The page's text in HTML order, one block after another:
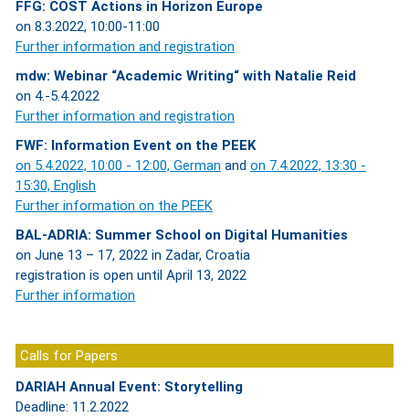
FFG: COST Actions in Horizon Europe
on 8.3.2022, 10:00-11:00
Further information and registration
mdw: Webinar “Academic Writing“ with Natalie Reid
on 4.-5.4.2022
Further information and registration
FWF: Information Event on the PEEK
on 5.4.2022, 10:00 - 12:00, German and on 7.4.2022, 13:30 -
15:30, English
Further information on the PEEK
BAL-ADRIA: Summer School on Digital Humanities
on June 13 – 17, 2022 in Zadar, Croatia
registration is open until April 13, 2022
Further information
Calls for Papers
DARIAH Annual Event: Storytelling
Deadline: 11.2.2022